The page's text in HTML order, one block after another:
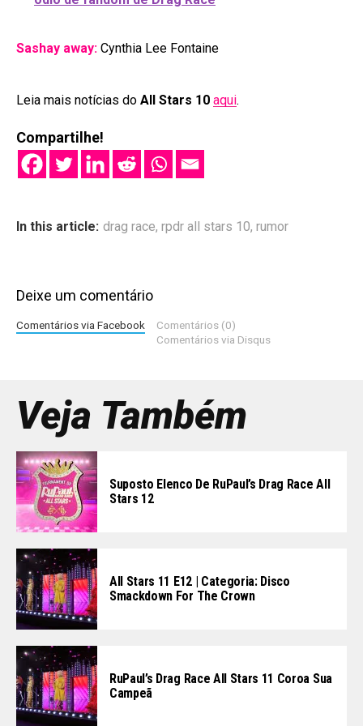
Sashay away: Cynthia Lee Fontaine
Leia mais notícias do All Stars 10 aqui.
Compartilhe!
In this article: drag race, rpdr all stars 10, rumor
Deixe um comentário
Comentários via Facebook
Comentários (0)
Comentários via Disqus
Veja Também
Suposto Elenco De RuPaul’s Drag Race All
Stars 12
All Stars 11 E12 | Categoria: Disco
Smackdown For The Crown
RuPaul’s Drag Race All Stars 11 Coroa Sua
Campeã